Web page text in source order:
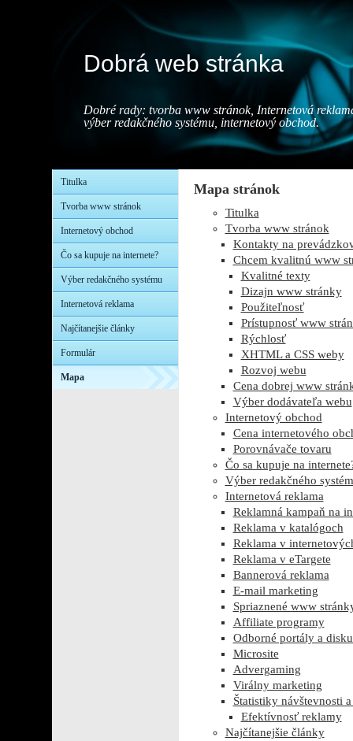
Dobrá web stránka
Dobré rady: tvorba www stránok, Internetová
výber redakčného systému, internetový obchod.
Titulka
Tvorba www stránok
Internetový obchod
Čo sa kupuje na internete?
Výber redakčného systému
Internetová reklama
Najčítanejšie články
Formulár
Mapa
Mapa stránok
Titulka
Tvorba www stránok
Kontakty na
Chcem kvalitnú www
Kvalitné texty
Dizajn www stránky
Použiteľnosť
Prístupnosť www
Rýchlosť
XHTML a CSS weby
Rozvoj webu
Cena dobrej www
Výber dodávateľa webu
Internetový obchod
Cena internetového
Porovnávače tovaru
Čo sa kupuje na
Výber redakčného
Internetová reklama
Reklamná kampaň na
Reklama v katalógoch
Reklama v
Reklama v eTargete
Bannerová reklama
E-mail marketing
Spriaznené www
Affiliate programy
Odborné portály a
Microsite
Advergaming
Virálny marketing
Štatistiky návštevnosti
Efektívnosť reklamy
Najčítanejšie články